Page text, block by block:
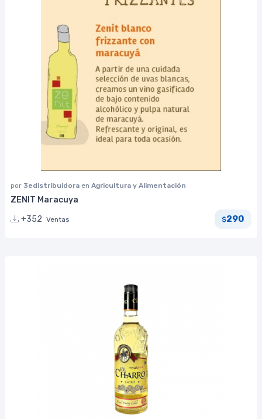
por 3edistribuidora en Agricultura y Alimentación
ZENIT Maracuya
+352 Ventas $290